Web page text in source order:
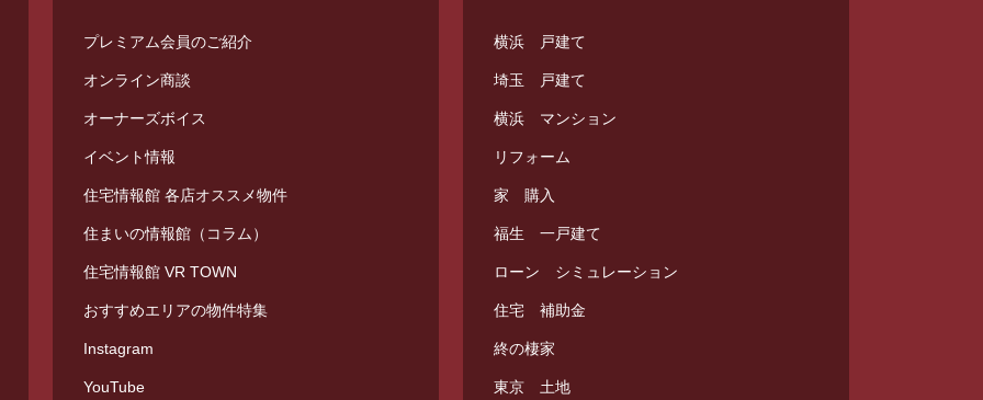
プレミアム会員のご紹介
オンライン商談
オーナーズボイス
イベント情報
住宅情報館 各店オススメ物件
住まいの情報館（コラム）
住宅情報館 VR TOWN
おすすめエリアの物件特集
Instagram
YouTube
横浜 戸建て
埼玉 戸建て
横浜 マンション
リフォーム
家 購入
福生 一戸建て
ローン シミュレーション
住宅 補助金
終の棲家
東京 土地